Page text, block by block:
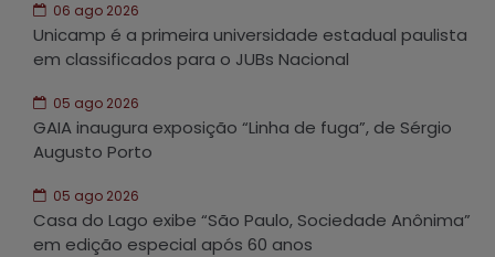
06 ago 2026
Unicamp é a primeira universidade estadual paulista
em classificados para o JUBs Nacional
05 ago 2026
GAIA inaugura exposição “Linha de fuga”, de Sérgio
Augusto Porto
05 ago 2026
Casa do Lago exibe “São Paulo, Sociedade Anônima”
em edição especial após 60 anos